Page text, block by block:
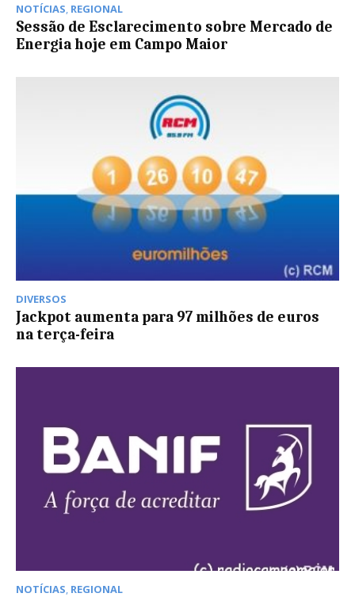
NOTÍCIAS, REGIONAL
Sessão de Esclarecimento sobre Mercado de
Energia hoje em Campo Maior
DIVERSOS
Jackpot aumenta para 97 milhões de euros
na terça-feira
NOTÍCIAS, REGIONAL